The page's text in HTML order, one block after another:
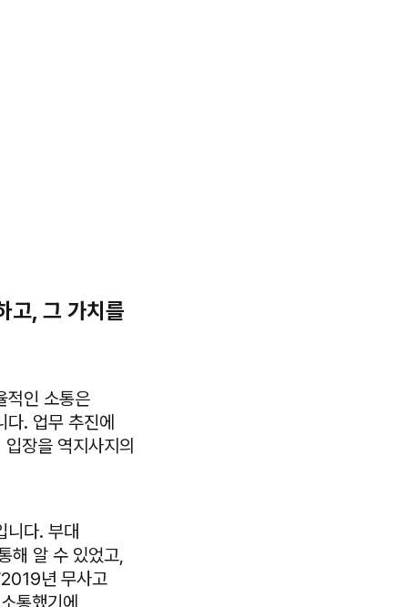
고, 그 가치를
적인 소통은
. 업무 추진에
장을 역지사지의
니다. 부대
해 알 수 있었고,
년 무사고
통했기에